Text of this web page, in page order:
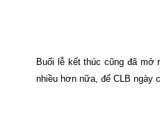
Buổi lễ kết thúc cũng đã
nhiều hơn nữa, để CLB ngày